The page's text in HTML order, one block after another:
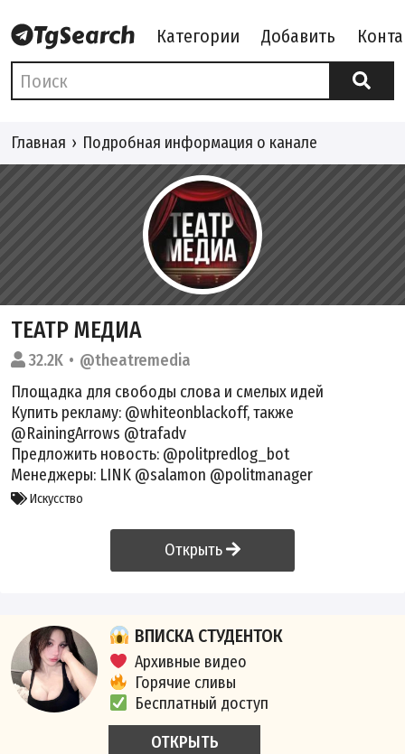
Категории Добавить
Главная Подробная информация о канале
ТЕАТР МЕДИА
32.2K
@theatremedia
Площадка для свободы слова и смелых идей
Купить рекламу: @whiteonblackoff, также
@RainingArrows @trafadv
Предложить новость: @politpredlog_bot
Менеджеры: LINK @salamon @politmanager
Искусство
Открыть
ВПИСКА СТУДЕНТОК
Архивные видео
Горячие сливы
Бесплатный доступ
ОТКРЫТЬ